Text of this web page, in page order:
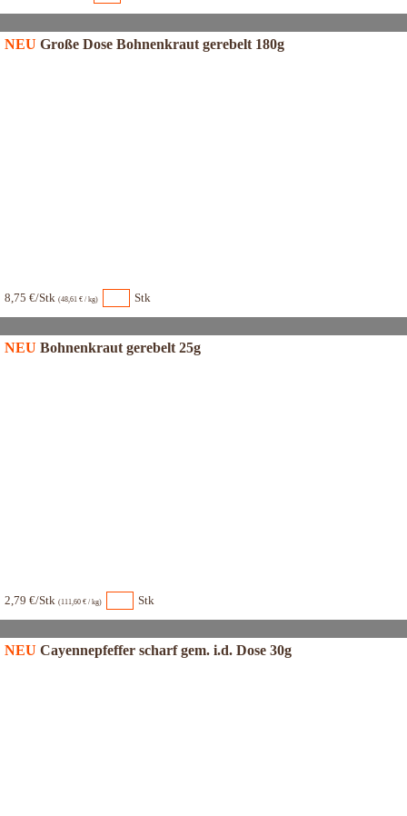
NEU Große Dose Bohnenkraut gerebelt 180g
8,75 €/Stk (48,61 € / kg) Stk
NEU Bohnenkraut gerebelt 25g
2,79 €/Stk (111,60 € / kg) Stk
NEU Cayennepfeffer scharf gem. i.d. Dose 30g